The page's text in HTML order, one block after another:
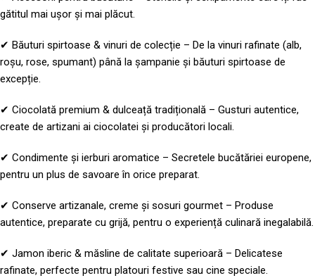
gătitul mai ușor și mai plăcut.
✔ Băuturi spirtoase & vinuri de colecție – De la vinuri rafinate (alb,
roșu, rose, spumant) până la șampanie și băuturi spirtoase de
excepție.
✔ Ciocolată premium & dulceață tradițională – Gusturi autentice,
create de artizani ai ciocolatei și producători locali.
✔ Condimente și ierburi aromatice – Secretele bucătăriei europene,
pentru un plus de savoare în orice preparat.
✔ Conserve artizanale, creme și sosuri gourmet – Produse
autentice, preparate cu grijă, pentru o experiență culinară inegalabilă.
✔ Jamon iberic & măsline de calitate superioară – Delicatese
rafinate, perfecte pentru platouri festive sau cine speciale.